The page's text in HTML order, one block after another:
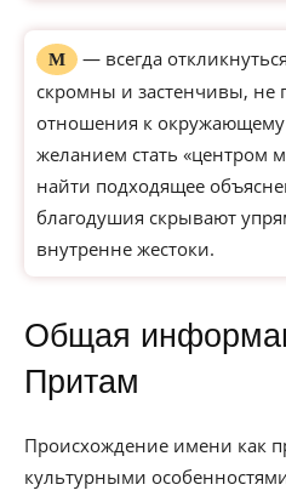
М
— всегда
скромны и застенчивы, не
отношения к
желанием стать «центром
найти подходящее
благодушия скрывают
внутренне жестоки.
Общая
Притам
Происхождение имени как
культурными